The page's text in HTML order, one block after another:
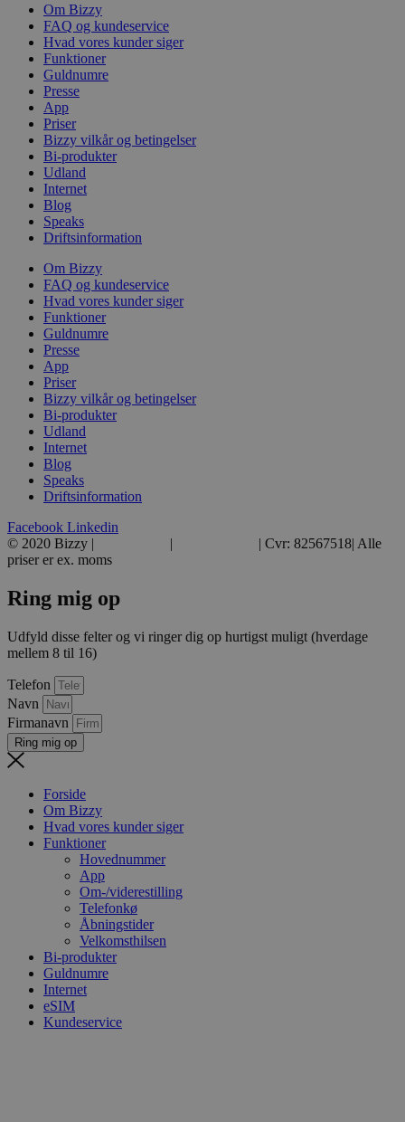
Om Bizzy
FAQ og kundeservice
Hvad vores kunder siger
Funktioner
Guldnumre
Presse
App
Priser
Bizzy vilkår og betingelser
Bi-produkter
Udland
Internet
Blog
Speaks
Driftsinformation
Om Bizzy
FAQ og kundeservice
Hvad vores kunder siger
Funktioner
Guldnumre
Presse
App
Priser
Bizzy vilkår og betingelser
Bi-produkter
Udland
Internet
Blog
Speaks
Driftsinformation
Facebook Linkedin
© 2020 Bizzy |
|
| Cvr: 82567518| Alle
priser er ex. moms
Ring mig op
Udfyld disse felter og vi ringer dig op hurtigst muligt (hverdage
mellem 8 til 16)
Telefon
Navn
Firmanavn
Ring mig op
Forside
Om Bizzy
Hvad vores kunder siger
Funktioner
Hovednummer
App
Om-/viderestilling
Telefonkø
Åbningstider
Velkomsthilsen
Bi-produkter
Guldnumre
Internet
eSIM
Kundeservice